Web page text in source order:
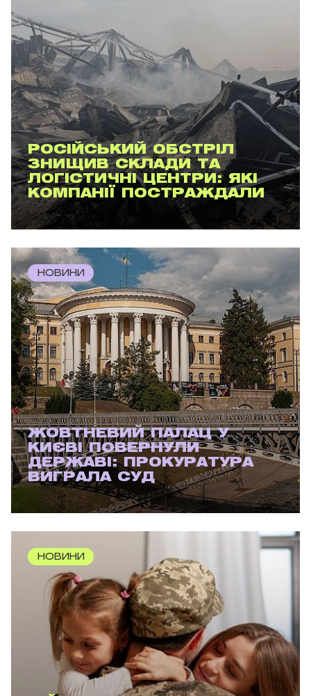
РОСІЙСЬКИЙ ОБСТРІЛ
ЗНИЩИВ СКЛАДИ ТА
ЛОГІСТИЧНІ ЦЕНТРИ: ЯКІ
КОМПАНІЇ ПОСТРАЖДАЛИ
НОВИНИ
ЖОВТНЕВИЙ ПАЛАЦ У
КИЄВІ ПОВЕРНУЛИ
ДЕРЖАВІ: ПРОКУРАТУРА
ВИГРАЛА СУД
НОВИНИ